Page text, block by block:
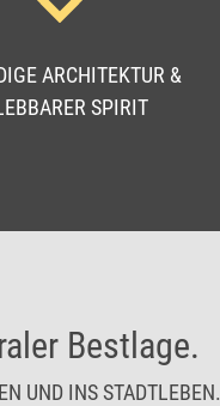
ARCHITEKTUR &
SPIRIT
Bestlage.
UND INS STADTLEBEN.